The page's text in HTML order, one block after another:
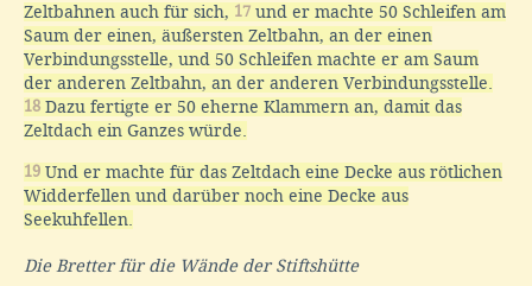
Zeltbahnen auch für sich, 17 und er machte 50 Schleifen am
Saum der einen, äußersten Zeltbahn, an der einen
Verbindungsstelle, und 50 Schleifen machte er am Saum
der anderen Zeltbahn, an der anderen Verbindungsstelle.
18 Dazu fertigte er 50 eherne Klammern an, damit das
Zeltdach ein Ganzes würde.
19 Und er machte für das Zeltdach eine Decke aus rötlichen
Widderfellen und darüber noch eine Decke aus
Seekuhfellen.
Die Bretter für die Wände der Stiftshütte